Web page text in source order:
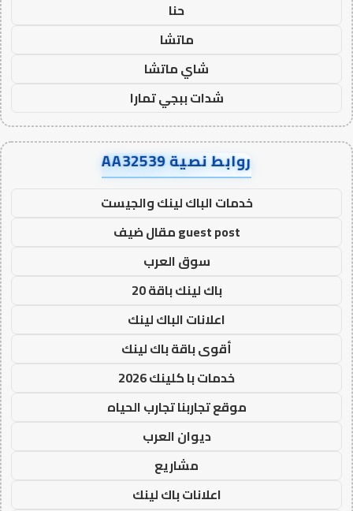
حنا
ماتشا
شاي ماتشا
شدات ببجي تمارا
روابط نصية AA32539
خدمات الباك لينك والجيست
guest post مقال ضيف
سوق العرب
باك لينك باقة 20
اعلانات الباك لينك
أقوى باقة باك لينك
خدمات با كلينك 2026
موقع تجاربنا تجارب الحياه
ديوان العرب
مشاريع
اعلانات باك لينك